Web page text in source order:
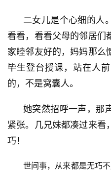
二女儿是个心细的人
看看，看看父母的邻居们
家睦邻友好的，妈妈那么
毕生登台授课，站在人
的，不是窝囊人。
她突然招呼一声，那
紧张。几兄妹都凑过来看
巧！
世间事，从来都是无巧